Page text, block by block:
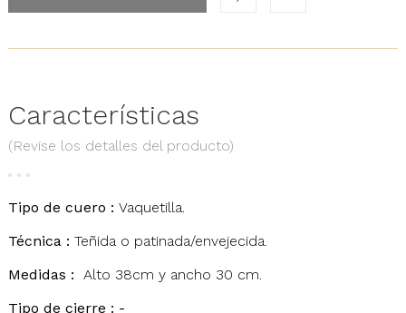
Características
(Revise los detalles del producto)
Tipo de cuero : Vaquetilla.
Técnica : Teñida o patinada/envejecida.
Medidas : Alto 38cm y ancho 30 cm.
Tipo de cierre : -